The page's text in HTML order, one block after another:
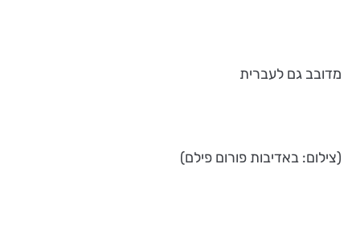
מדובב גם לעברית
(צילום: באדיבות פורום פילם)